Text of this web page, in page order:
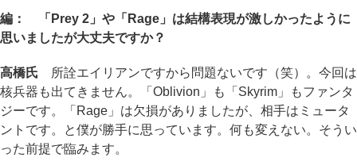
編： 「Prey 2」や「Rage」は結構表現が激しかったように
思いましたが大丈夫ですか？
高橋氏 所詮エイリアンですから問題ないです（笑）。今回は
核兵器も出てきません。「Oblivion」も「Skyrim」もファンタ
ジーです。「Rage」は欠損がありましたが、相手はミュータ
ントです。と僕が勝手に思っています。何も変えない。そうい
った前提で臨みます。